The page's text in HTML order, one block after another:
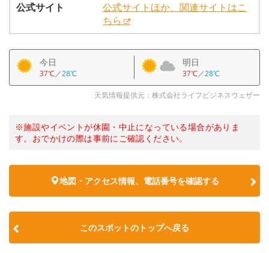
公式サイト
公式サイトほか、関連サイトはこ
ちら
今日
37℃／28℃
明日
37℃／28℃
天気情報提供元：株式会社ライフビジネスウェザー
※施設やイベントが休園・中止になっている場合がありま
す。おでかけの際は事前にご確認ください。
地図・アクセス情報、電話番号を確認する
このスポットのトップへ戻る